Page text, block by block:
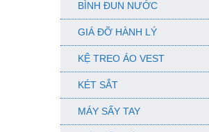
BÌNH ĐUN NƯỚC
GIÁ ĐỠ HÀNH LÝ
KỆ TREO ÁO VEST
KÉT SẮT
MÁY SẤY TAY